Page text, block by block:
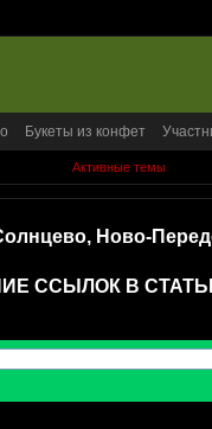
Букеты из конфет
Активные темы
Ново-
ССЫЛОК В